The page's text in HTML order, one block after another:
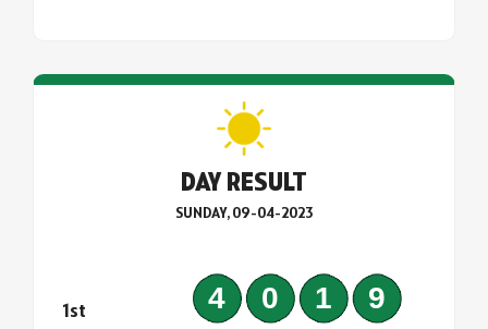
DAY RESULT
SUNDAY, 09-04-2023
1st 4019